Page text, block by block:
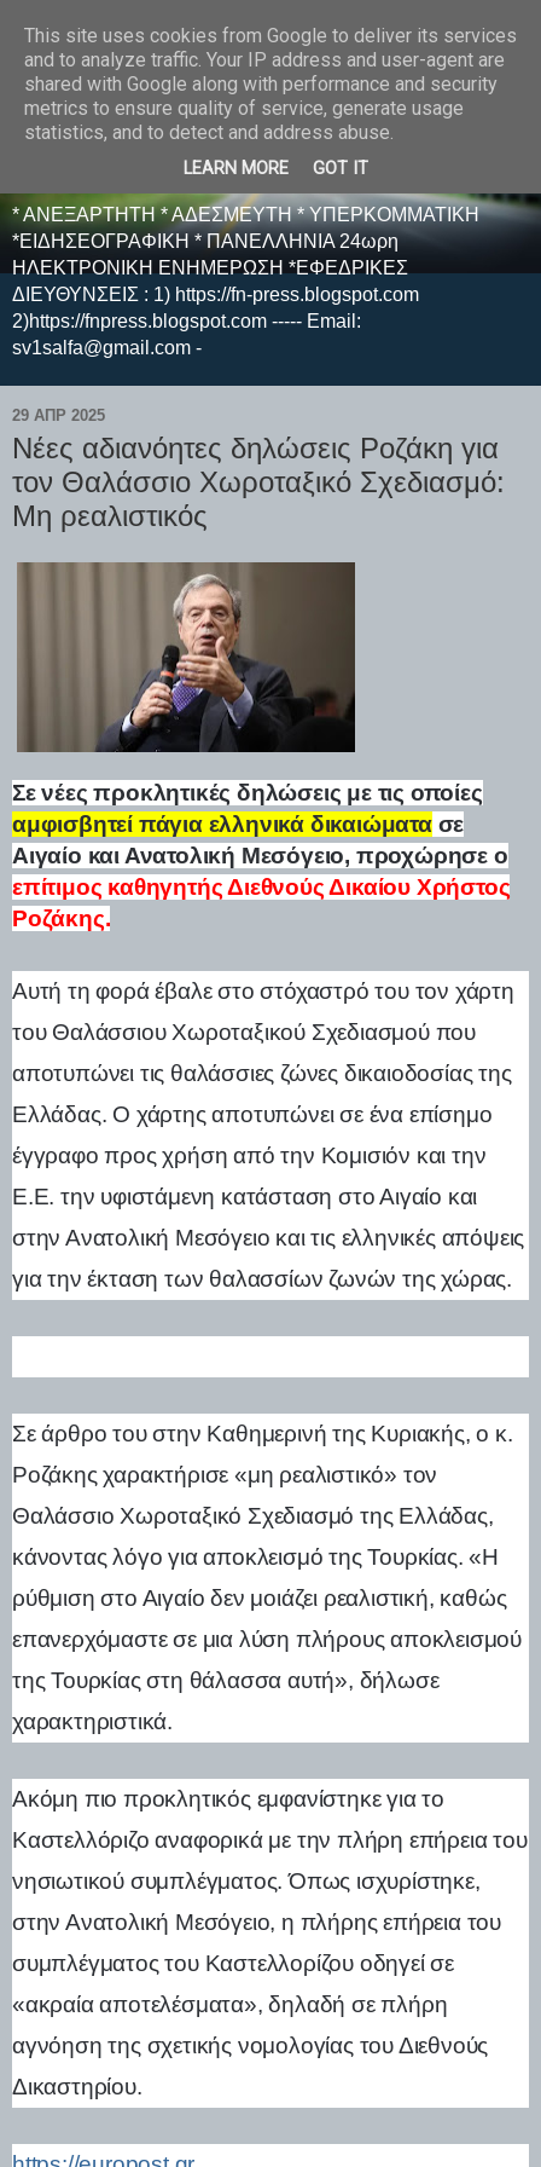
E F E N P R E S S -
ΗΛΕΚΤΡΟΝΙΚΗ
ΕΦΗΜΕΡΙΔΑ
* ΑΝΕΞΑΡΤΗΤΗ * ΑΔΕΣΜΕΥΤΗ * ΥΠΕΡΚΟΜΜΑΤΙΚΗ
*ΕΙΔΗΣΕΟΓΡΑΦΙΚΗ * ΠΑΝΕΛΛΗΝΙΑ 24ωρη
ΗΛΕΚΤΡΟΝΙΚΗ ΕΝΗΜΕΡΩΣΗ *ΕΦΕΔΡΙΚΕΣ
ΔΙΕΥΘΥΝΣΕΙΣ : 1) https://fn-press.blogspot.com
2)https://fnpress.blogspot.com ----- Email:
sv1salfa@gmail.com -
29 ΑΠΡ 2025
Νέες αδιανόητες δηλώσεις Ροζάκη για
τον Θαλάσσιο Χωροταξικό Σχεδιασμό:
Μη ρεαλιστικός
Σε νέες προκλητικές δηλώσεις με τις οποίες
αμφισβητεί πάγια ελληνικά δικαιώματασε
Αιγαίο και Ανατολική Μεσόγειο, προχώρησε ο
επίτιμος καθηγητής Διεθνούς Δικαίου Χρήστος
Ροζάκης.
Αυτή τη φορά έβαλε στο στόχαστρό του τον χάρτη
του Θαλάσσιου Χωροταξικού Σχεδιασμού που
αποτυπώνει τις θαλάσσιες ζώνες δικαιοδοσίας της
Ελλάδας. Ο χάρτης αποτυπώνει σε ένα επίσημο
έγγραφο προς χρήση από την Κομισιόν και την
Ε.Ε. την υφιστάμενη κατάσταση στο Αιγαίο και
στην Ανατολική Μεσόγειο και τις ελληνικές απόψεις
για την έκταση των θαλασσίων ζωνών της χώρας.
Σε άρθρο του στην Καθημερινή της Κυριακής, ο κ.
Ροζάκης χαρακτήρισε «μη ρεαλιστικό» τον
Θαλάσσιο Χωροταξικό Σχεδιασμό της Ελλάδας,
κάνοντας λόγο για αποκλεισμό της Τουρκίας. «Η
ρύθμιση στο Αιγαίο δεν μοιάζει ρεαλιστική, καθώς
επανερχόμαστε σε μια λύση πλήρους αποκλεισμού
της Τουρκίας στη θάλασσα αυτή», δήλωσε
χαρακτηριστικά.
Ακόμη πιο προκλητικός εμφανίστηκε για το
Καστελλόριζο αναφορικά με την πλήρη επήρεια του
νησιωτικού συμπλέγματος. Όπως ισχυρίστηκε,
στην Ανατολική Μεσόγειο, η πλήρης επήρεια του
συμπλέγματος του Καστελλορίζου οδηγεί σε
«ακραία αποτελέσματα», δηλαδή σε πλήρη
αγνόηση της σχετικής νομολογίας του Διεθνούς
Δικαστηρίου.
This site uses cookies from Google to deliver its services
and to analyze traffic. Your IP address and user-agent are
shared with Google along with performance and security
metrics to ensure quality of service, generate usage
statistics, and to detect and address abuse.
LEARN MORE GOT IT